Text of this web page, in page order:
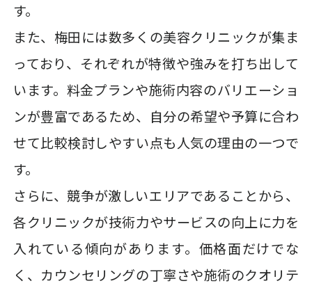
す。
また、梅田には数多くの美容クリニックが集ま
っており、それぞれが特徴や強みを打ち出して
います。料金プランや施術内容のバリエーショ
ンが豊富であるため、自分の希望や予算に合わ
せて比較検討しやすい点も人気の理由の一つで
す。
さらに、競争が激しいエリアであることから、
各クリニックが技術力やサービスの向上に力を
入れている傾向があります。価格面だけでな
く、カウンセリングの丁寧さや施術のクオリテ